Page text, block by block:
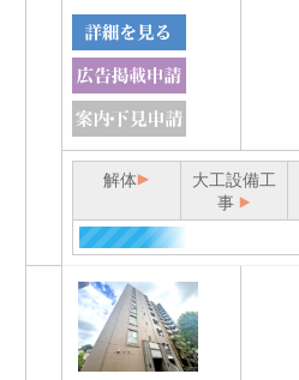
解体
大工設備工
事